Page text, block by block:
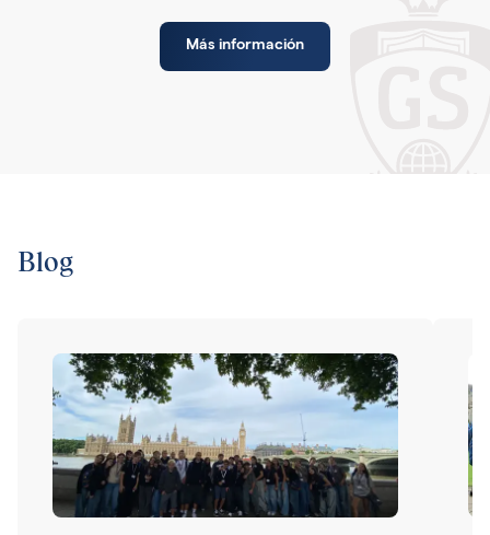
Más información
Blog